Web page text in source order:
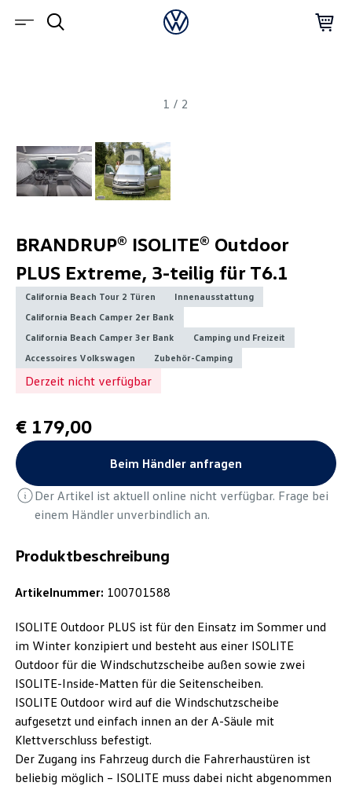
1 / 2
Produktbeschreibung
Artikelnummer: 100701588
ISOLITE Outdoor PLUS ist für den Einsatz im Sommer und
im Winter konzipiert und besteht aus einer ISOLITE
Outdoor für die Windschutzscheibe außen sowie zwei
ISOLITE-Inside-Matten für die Seitenscheiben.
ISOLITE Outdoor wird auf die Windschutzscheibe
aufgesetzt und einfach innen an der A-Säule mit
Klettverschluss befestigt.
Der Zugang ins Fahrzeug durch die Fahrerhaustüren ist
beliebig möglich – ISOLITE muss dabei nicht abgenommen
BRANDRUP® ISOLITE® Outdoor
PLUS Extreme, 3-teilig für T6.1
California Beach Tour 2 Türen
Innenausstattung
California Beach Camper 2er Bank
California Beach Camper 3er Bank
Camping und Freizeit
Accessoires Volkswagen
Zubehör-Camping
Derzeit nicht verfügbar
€ 179,00
Beim Händler anfragen
Der Artikel ist aktuell online nicht verfügbar. Frage bei
einem Händler unverbindlich an.